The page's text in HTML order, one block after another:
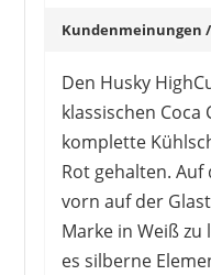
Kundenmeinungen
Den Husky
klassischen Coca
komplette
Rot gehalten.
vorn auf der
Marke in Weiß zu
es silberne